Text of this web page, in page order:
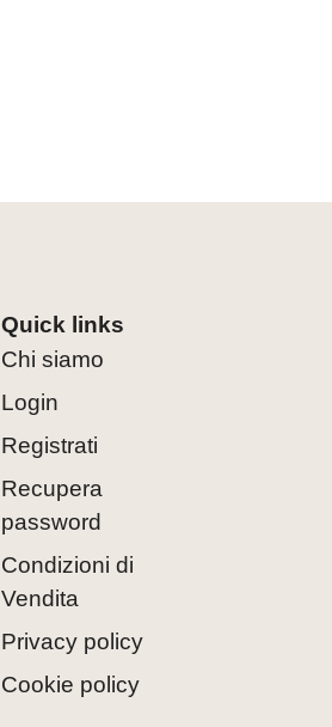
Quick links
Chi siamo
Login
Registrati
Recupera
password
Condizioni di
Vendita
Privacy policy
Cookie policy